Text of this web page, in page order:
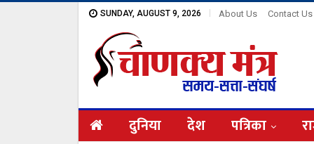
SUNDAY, AUGUST 9, 2026 About Us Contact Us
दुनिया देश पत्रिका